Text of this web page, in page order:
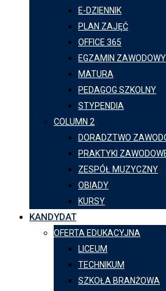
E-DZIENNIK
PLAN ZAJĘĆ
OFFICE 365
EGZAMIN ZAWODOWY
MATURA
PEDAGOG SZKOLNY
STYPENDIA
COLUMN 2
DORADZTWO
PRAKTYKI
ZESPÓŁ MUZYCZNY
OBIADY
KURSY
KANDYDAT
OFERTA EDUKACYJNA
LICEUM
TECHNIKUM
SZKOŁA BRANŻOWA